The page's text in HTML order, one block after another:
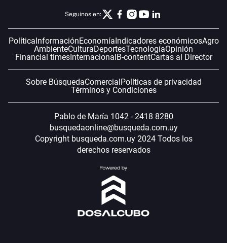
Seguinos en:
Política InformaciónEconomía Indicadores económicosAgro
AmbienteCulturaDeportesTecnologíaOpinión
Financial timesInternacional B-contentCartas al Director
Sobre BúsquedaComercial Políticas de privacidad
Términos y Condiciones
Pablo de María 1042 - 2418 8280
busquedaonline@busqueda.com.uy
Copyright busqueda.com.uy 2024 Todos los
derechos reservados